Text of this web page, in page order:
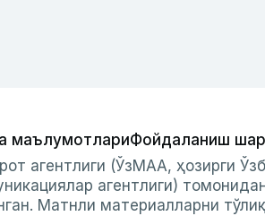
маълумотлариФойдаланиш
агентлиги (ЎзМАА, ҳозирги
агентлиги)
Матнли материалларни